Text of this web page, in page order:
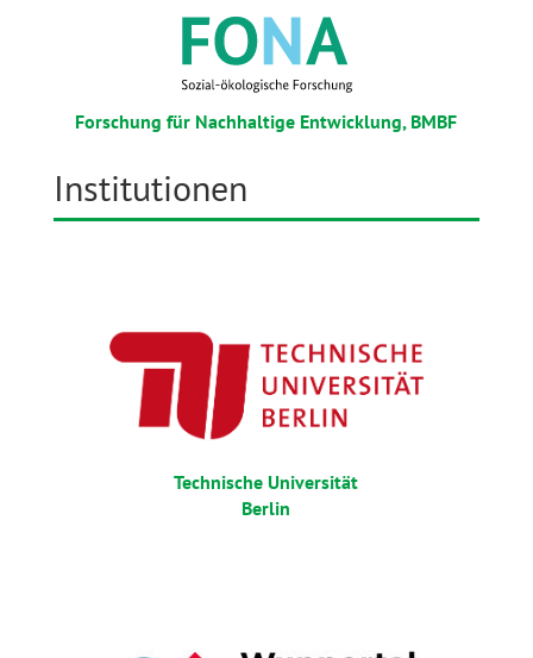
Forschung für Nachhaltige Entwicklung, BMBF
Institutionen
Technische Universität
Berlin